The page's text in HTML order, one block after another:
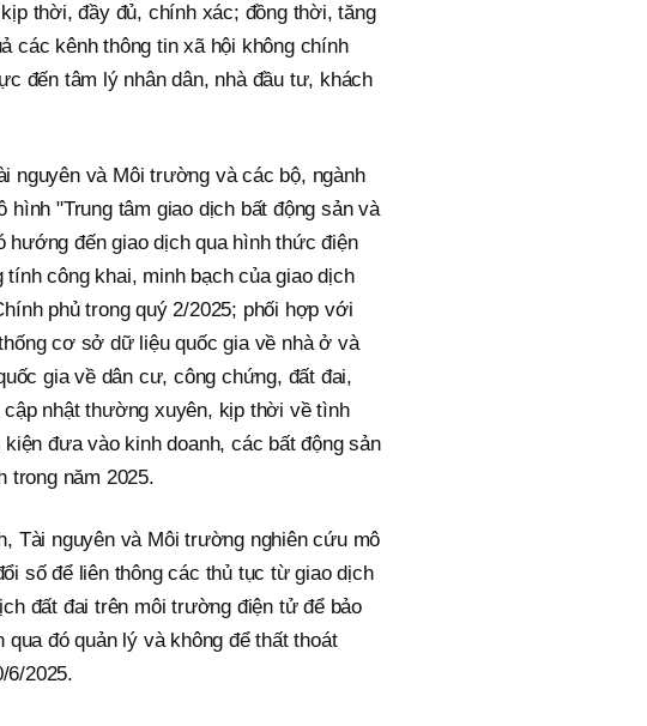
thời, đầy đủ, chính xác; đồng thời, tăng
các kênh thông tin xã hội không chính
đến tâm lý nhân dân, nhà đầu tư, khách
nguyên và Môi trường và các bộ, ngành
"Trung tâm giao dịch bất động sản và
đến giao dịch qua hình thức điện
công khai, minh bạch của giao dịch
phủ trong quý 2/2025; phối hợp với
cơ sở dữ liệu quốc gia về nhà ở và
gia về dân cư, công chứng, đất đai,
nhật thường xuyên, kịp thời về tình
đưa vào kinh doanh, các bất động sản
trong năm 2025.
Tài nguyên và Môi trường nghiên cứu mô
số để liên thông các thủ tục từ giao dịch
đất đai trên môi trường điện tử để bảo
đó quản lý và không để thất thoát
6/2025.